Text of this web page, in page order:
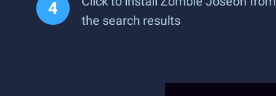
the search results